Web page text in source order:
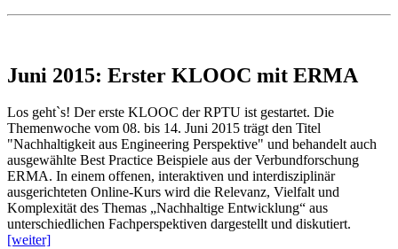
Juni 2015: Erster KLOOC mit ERMA
Los geht`s! Der erste KLOOC der RPTU ist gestartet. Die
Themenwoche vom 08. bis 14. Juni 2015 trägt den Titel
"Nachhaltigkeit aus Engineering Perspektive" und behandelt auch
ausgewählte Best Practice Beispiele aus der Verbundforschung
ERMA. In einem offenen, interaktiven und interdisziplinär
ausgerichteten Online-Kurs wird die Relevanz, Vielfalt und
Komplexität des Themas „Nachhaltige Entwicklung“ aus
unterschiedlichen Fachperspektiven dargestellt und diskutiert.
[weiter]